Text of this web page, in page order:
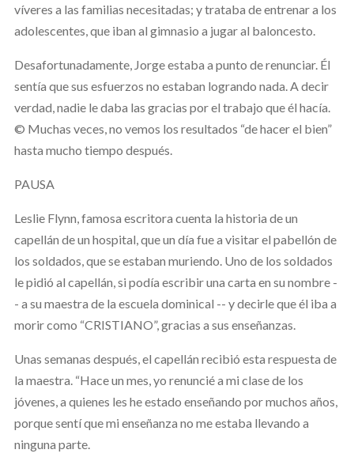
víveres a las familias necesitadas; y trataba de entrenar a los
adolescentes, que iban al gimnasio a jugar al baloncesto.
Desafortunadamente, Jorge estaba a punto de renunciar. Él
sentía que sus esfuerzos no estaban logrando nada. A decir
verdad, nadie le daba las gracias por el trabajo que él hacía.
© Muchas veces, no vemos los resultados “de hacer el bien”
hasta mucho tiempo después.
PAUSA
Leslie Flynn, famosa escritora cuenta la historia de un
capellán de un hospital, que un día fue a visitar el pabellón de
los soldados, que se estaban muriendo. Uno de los soldados
le pidió al capellán, si podía escribir una carta en su nombre -
- a su maestra de la escuela dominical -- y decirle que él iba a
morir como “CRISTIANO”, gracias a sus enseñanzas.
Unas semanas después, el capellán recibió esta respuesta de
la maestra. “Hace un mes, yo renuncié a mi clase de los
jóvenes, a quienes les he estado enseñando por muchos años,
porque sentí que mi enseñanza no me estaba llevando a
ninguna parte.